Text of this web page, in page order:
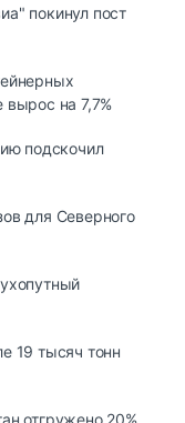
покинул пост
на 7,7%
подскочил
для Северного
19 тысяч тонн
отгружено 20%